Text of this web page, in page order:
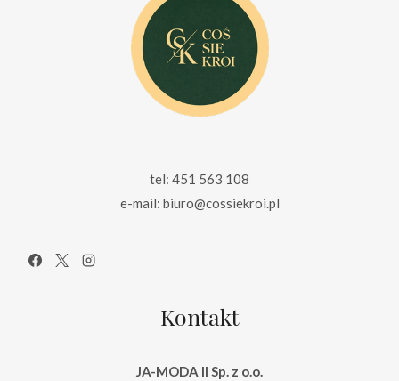
tel: 451 563 108
e-mail: biuro@cossiekroi.pl
Kontakt
JA-MODA II Sp. z o.o.